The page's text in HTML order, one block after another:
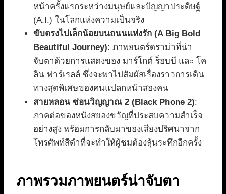
หน้าครั้งแรกระหว่างมนุษย์และปัญญาประดิษฐ์
(A.I.) ในโลกแห่งความเป็นจริง
ขับตรงไปเล็กน้อยบนถนนแห่งรัก (A Big Bold
Beautiful Journey): ภาพยนตร์ดราม่าที่น่า
จับตาด้วยการแสดงของ มาร์โกต์ ร็อบบี และ โค
ลิน ฟาร์เรลล์ ซึ่งจะพาไปสัมผัสเรื่องราวการเดิน
ทางสุดพิเศษของคนแปลกหน้าสองคน
สายหลอน ซ่อนวิญญาณ 2 (Black Phone 2):
ภาคต่อของหนังสยองขวัญที่ประสบความสำเร็จ
อย่างสูง พร้อมการกลับมาของเสียงปริศนาจาก
โทรศัพท์สีดำที่จะทำให้ผู้ชมต้องลุ้นระทึกอีกครั้ง
ภาพรวมภาพยนตร์น่าจับตา